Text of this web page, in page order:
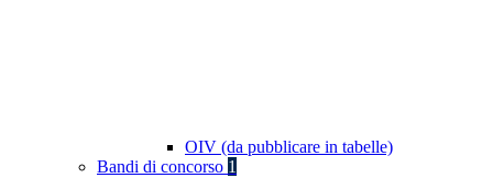
OIV (da pubblicare in tabelle)
Bandi di concorso 1